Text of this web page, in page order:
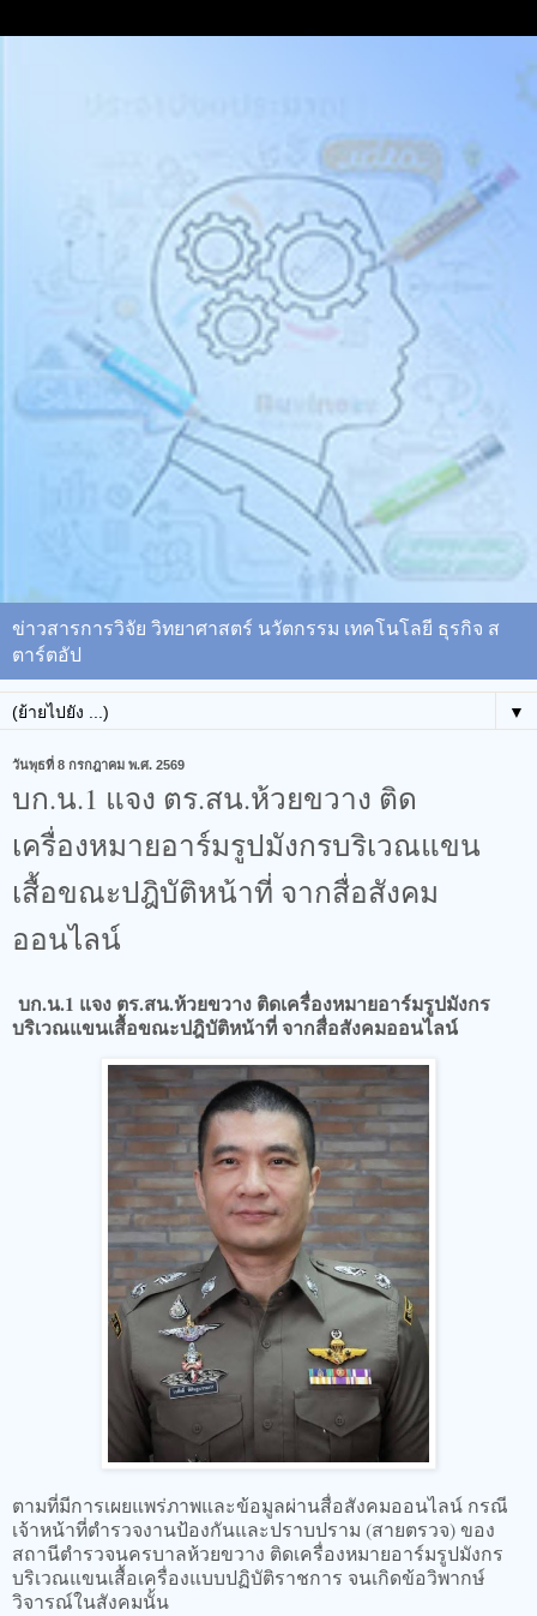
ข่าวสารการวิจัย วิทยาศาสตร์ นวัตกรรม เทคโนโลยี ธุรกิจ ส
ตาร์ตอัป
▼
วันพุธที่ 8 กรกฎาคม พ.ศ. 2569
บก.น.1 แจง ตร.สน.ห้วยขวาง ติด
เครื่องหมายอาร์มรูปมังกรบริเวณแขน
เสื้อขณะปฎิบัติหน้าที่ จากสื่อสังคม
ออนไลน์
บก.น.1 แจง ตร.สน.ห้วยขวาง ติดเครื่องหมายอาร์มรูปมังกร
บริเวณแขนเสื้อขณะปฎิบัติหน้าที่ จากสื่อสังคมออนไลน์
ตามที่มีการเผยแพร่ภาพและข้อมูลผ่านสื่อสังคมออนไลน์ กรณี
เจ้าหน้าที่ตำรวจงานป้องกันและปราบปราม (สายตรวจ) ของ
สถานีตำรวจนครบาลห้วยขวาง ติดเครื่องหมายอาร์มรูปมังกร
บริเวณแขนเสื้อเครื่องแบบปฏิบัติราชการ จนเกิดข้อวิพากษ์
วิจารณ์ในสังคมนั้น